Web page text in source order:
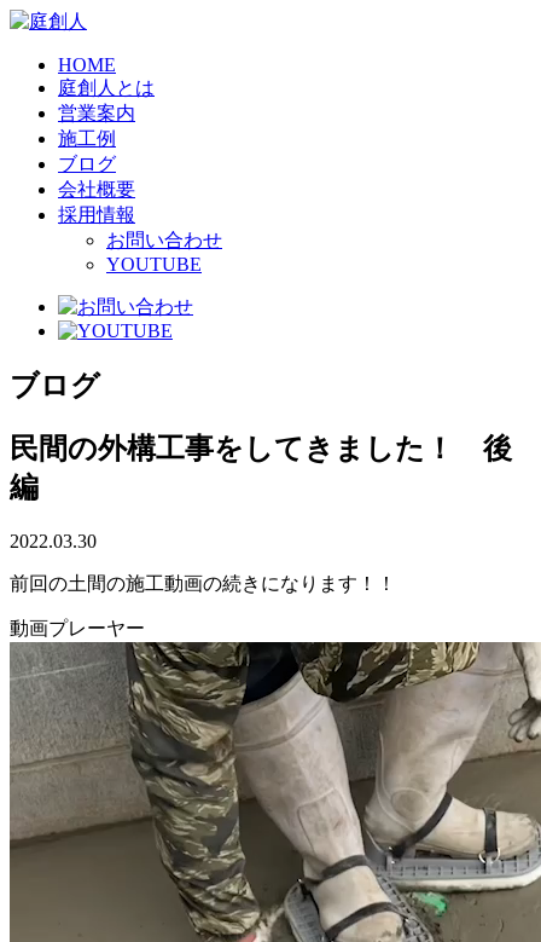
HOME
庭創人とは
営業案内
施工例
ブログ
会社概要
採用情報
お問い合わせ
YOUTUBE
ブログ
民間の外構工事をしてきました！ 後
編
2022.03.30
前回の土間の施工動画の続きになります！！
動画プレーヤー